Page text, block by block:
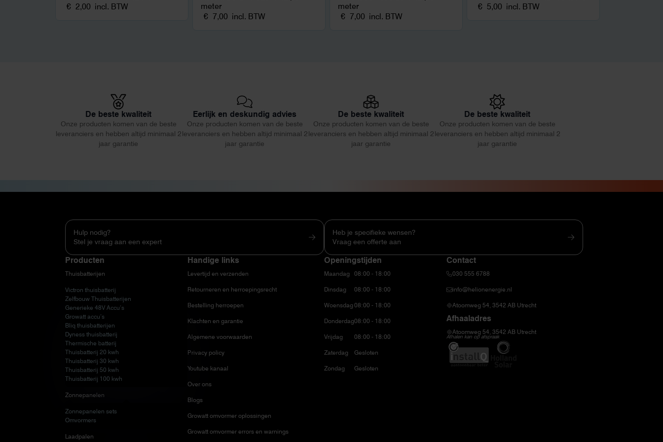
€ 2,00 incl. BTW
meter
€ 7,00 incl. BTW
meter
€ 7,00 incl. BTW
€ 5,00 incl. BTW
De beste kwaliteit
Onze producten komen van de beste
leveranciers en hebben altijd minimaal 2
jaar garantie
Eerlijk en deskundig advies
Onze producten komen van de beste
leveranciers en hebben altijd minimaal 2
jaar garantie
De beste kwaliteit
Onze producten komen van de beste
leveranciers en hebben altijd minimaal 2
jaar garantie
De beste kwaliteit
Onze producten komen van de beste
leveranciers en hebben altijd minimaal 2
jaar garantie
Hulp nodig?
Stel je vraag aan een expert
Producten
Thuisbatterijen
Victron thuisbatterij
Zelfbouw Thuisbatterijen
Generieke 48V Accu’s
Growatt accu’s
Bliq thuisbatterijen
Dyness thuisbatterij
Thermische batterij
Thuisbatterij 20 kwh
Thuisbatterij 30 kwh
Thuisbatterij 50 kwh
Thuisbatterij 100 kwh
Zonnepanelen
Zonnepanelen sets
Omvormers
Laadpalen
Handige links
Levertijd en verzenden
Retourneren en herroepingsrecht
Bestelling herroepen
Klachten en garantie
Algemene voorwaarden
Privacy policy
Youtube kanaal
Over ons
Blogs
Growatt omvormer oplossingen
Growatt omvormer errors en warnings
Heb je specifieke wensen?
Vraag een offerte aan
Openingstijden
Maandag
Dinsdag
Woensdag
Donderdag
Vrijdag
Zaterdag
Zondag
08:00 - 18:00
08:00 - 18:00
08:00 - 18:00
08:00 - 18:00
08:00 - 18:00
Gesloten
Gesloten
Contact
030 555 6788
info@helionenergie.nl
Atoomweg 54, 3542 AB Utrecht
Afhaaladres
Atoomweg 54, 3542 AB Utrecht
Afhalen kan op afspraak